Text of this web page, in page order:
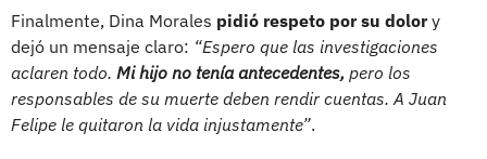
Finalmente, Dina Morales pidió respeto por su dolory
dejó un mensaje claro: “Espero que las investigaciones
aclaren todo. Mi hijo no tenía antecedentes, pero los
responsables de su muerte deben rendir cuentas. A Juan
Felipe le quitaron la vida injustamente”.